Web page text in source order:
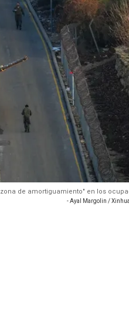
de amortiguamiento" en los
- Ayal Margolin /